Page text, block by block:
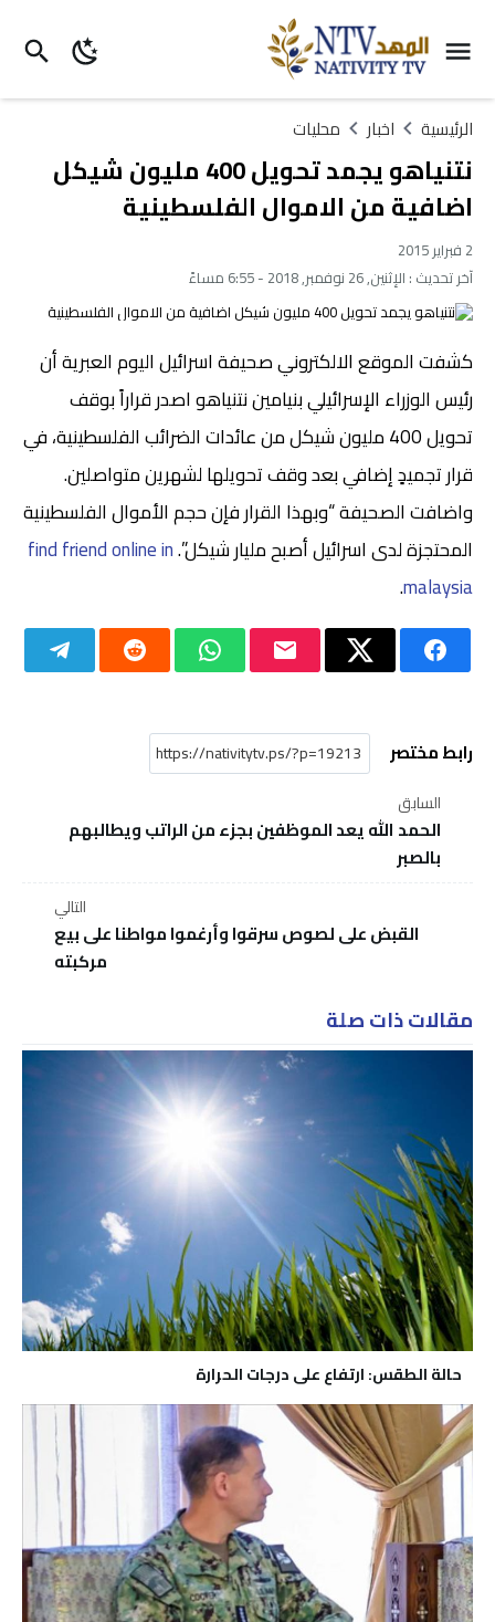
الرئيسية اخبار محليات
نتنياهو يجمد تحويل 400 مليون شيكل
اضافية من الاموال الفلسطينية
2 فبراير 2015
آخر تحديث : الإثنين, 26 نوفمبر, 2018 - 6:55 مساءً
كشفت الموقع الالكتروني صحيفة اسرائيل اليوم العبرية أن
رئيس الوزراء الإسرائيلي بنيامين نتنياهو اصدر قراراً بوقف
تحويل 400 مليون شيكل من عائدات الضرائب الفلسطينية، في
قرار تجميدٍ إضافي بعد وقف تحويلها لشهرين متواصلين.
واضافت الصحيفة “وبهذا القرار فإن حجم الأموال الفلسطينية
المحتجزة لدى اسرائيل أصبح مليار شيكل”.find friend online in
malaysia
.
رابط مختصر
السابق
الحمد الله يعد الموظفين بجزء من الراتب ويطالبهم
بالصبر
التالي
القبض على لصوص سرقوا وأرغموا مواطنا على بيع
مركبته
مقالات ذات صلة
حالة الطقس: ارتفاع على درجات الحرارة